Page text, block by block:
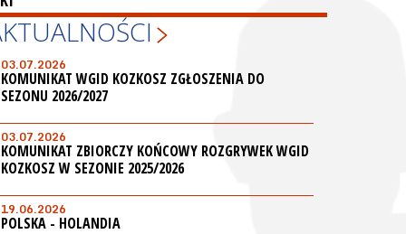
03.07.2026
KOMUNIKAT WGID KOZKOSZ ZGŁOSZENIA DO
SEZONU 2026/2027
03.07.2026
KOMUNIKAT ZBIORCZY KOŃCOWY ROZGRYWEK WGID
KOZKOSZ W SEZONIE 2025/2026
19.06.2026
POLSKA - HOLANDIA